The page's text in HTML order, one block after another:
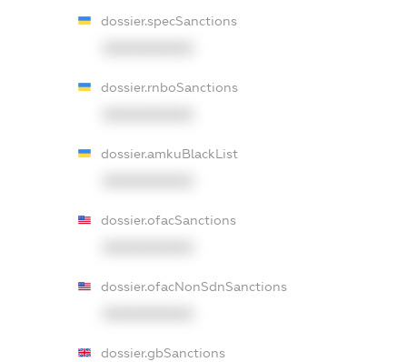
dossier.specSanctions
dossier.rnboSanctions
dossier.amkuBlackList
dossier.ofacSanctions
dossier.ofacNonSdnSanctions
dossier.gbSanctions